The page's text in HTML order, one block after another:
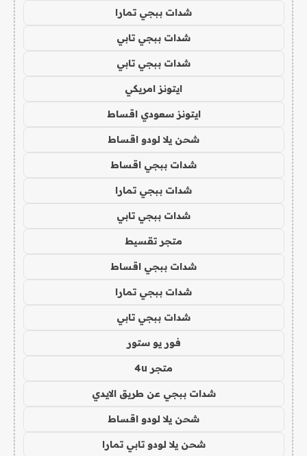
شدات ببجي تمارا
شدات ببجي تابي
شدات ببجي تابي
ايتونز امريكي
ايتونز سعودي اقساط
شحن يلا لودو اقساط
شدات ببجي اقساط
شدات ببجي تمارا
شدات ببجي تابي
متجر تقسيط
شدات ببجي اقساط
شدات ببجي تمارا
شدات ببجي تابي
فور يو ستور
متجر 4u
شدات ببجي عن طريق الايدي
شحن يلا لودو اقساط
شحن يلا لودو تابي تمارا